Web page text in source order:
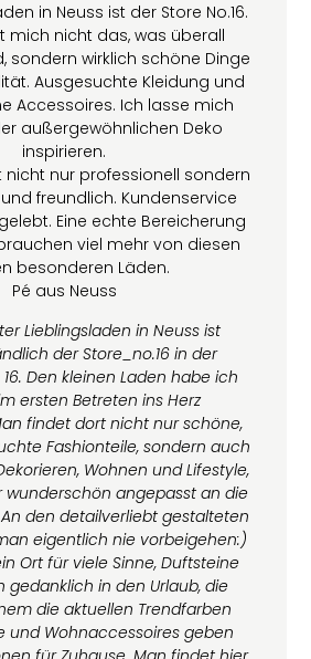
in Neuss ist der Store No.16.
mich nicht das, was überall
sondern wirklich schöne Dinge
Ausgesuchte Kleidung und
Accessoires. Ich lasse mich
außergewöhnlichen Deko
inspirieren.
nicht nur professionell sondern
freundlich. Kundenservice
Eine echte Bereicherung
viel mehr von diesen
besonderen Läden.
Pé aus Neuss
Lieblingsladen in Neuss ist
der Store_no.16 in der
Den kleinen Laden habe ich
ersten Betreten ins Herz
findet dort nicht nur schöne,
Fashionteile, sondern auch
Wohnen und Lifestyle,
angepasst an die
den detailverliebt gestalteten
eigentlich nie vorbeigehen:)
Ort für viele Sinne, Duftsteine
gedanklich in den Urlaub, die
die aktuellen Trendfarben
und Wohnaccessoires geben